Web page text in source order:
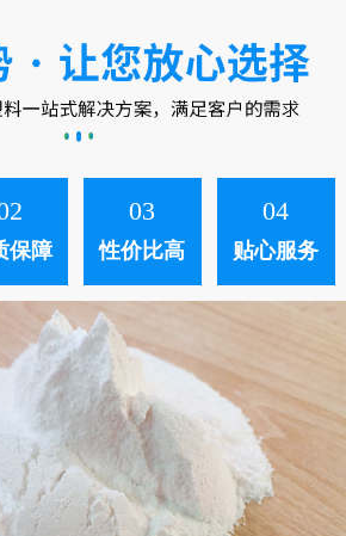
保障
03
性价比高
04
贴心服务